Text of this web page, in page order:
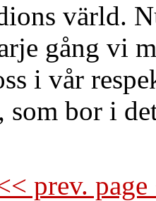
värld.
gång vi
i vår
bor i
prev.